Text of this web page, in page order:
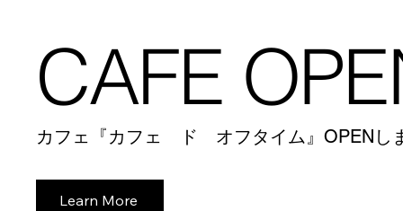
Learn More
カフェ『カフェ ド オフタイム』OPENし
CAFE